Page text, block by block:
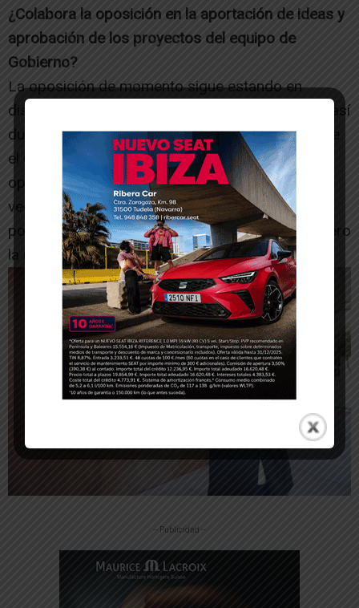
¿Colabora la oposición en la aportación de ideas y
aprobación de los proyectos del equipo de
Gobierno?
La oposición de momento sigue estando en
disposición de colaborar y esperamos que siga así
durante toda la legislatura. Tan importante es que
el Gobierno presente propuestas, como que la
oposición las apoye. Entendemos que muchas
veces se tengan que abstener en algunas cosas
porque su partido les mande unas directrices, pero
la relación es buena.
-- Publicidad --